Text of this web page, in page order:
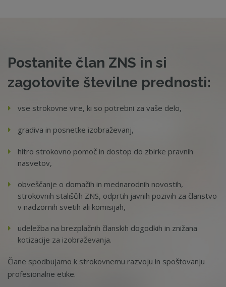
Postanite član ZNS in si
zagotovite številne prednosti:
vse strokovne vire, ki so potrebni za vaše delo,
gradiva in posnetke izobraževanj,
hitro strokovno pomoč in dostop do zbirke pravnih
nasvetov,
obveščanje o domačih in mednarodnih novostih,
strokovnih stališčih ZNS, odprtih javnih pozivih za članstvo
v nadzornih svetih ali komisijah,
udeležba na brezplačnih članskih dogodkih in znižana
kotizacije za izobraževanja.
Člane spodbujamo k strokovnemu razvoju in spoštovanju
profesionalne etike.